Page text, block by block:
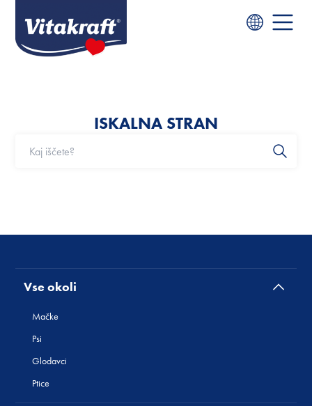
ISKALNA STRAN
Vse okoli
Mačke
Psi
Glodavci
Ptice